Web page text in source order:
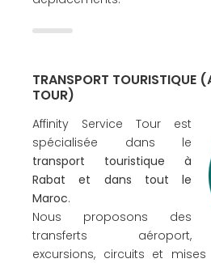
TRANSPORT TOURISTIQUE
TOUR)
Affinity Service Tour est
spécialisée dans le
transport touristique à
Rabat et dans tout le
Maroc.
Nous proposons des
transferts aéroport,
excursions, circuits et